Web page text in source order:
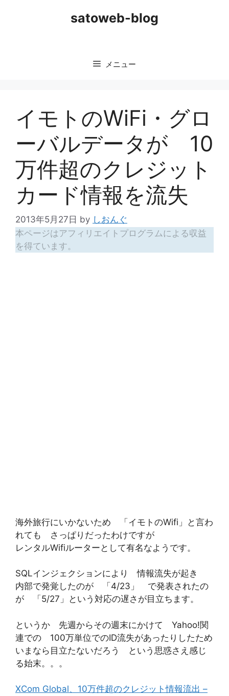
satoweb-blog
メニュー
イモトのWiFi・グロ
ーバルデータが 10
万件超のクレジット
カード情報を流失
2013年5月27日 by しおんぐ
本ページはアフィリエイトプログラムによる収益
を得ています。
海外旅行にいかないため 「イモトのWifi」と言わ
れても さっぱりだったわけですが
レンタルWifiルーターとして有名なようです。
SQLインジェクションにより 情報流失が起き
内部で発覚したのが 「4/23」 で発表されたの
が 「5/27」という対応の遅さが目立ちます。
というか 先週からその週末にかけて Yahoo!関
連での 100万単位でのID流失があったりしたため
いまなら目立たないだろう という思惑さえ感じ
る始末。。。
XCom Global、10万件超のクレジット情報流出 –